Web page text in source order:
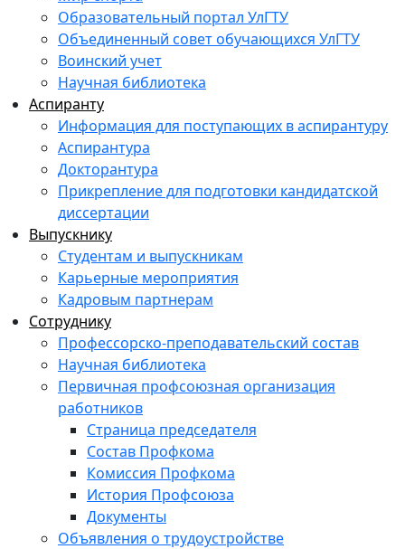
Образовательный портал УлГТУ
Объединенный совет обучающихся УлГТУ
Воинский учет
Научная библиотека
Аспиранту
Информация для поступающих в аспирантуру
Аспирантура
Докторантура
Прикрепление для подготовки кандидатской
диссертации
Выпускнику
Студентам и выпускникам
Карьерные мероприятия
Кадровым партнерам
Сотруднику
Профессорско-преподавательский состав
Научная библиотека
Первичная профсоюзная организация
работников
Страница председателя
Состав Профкома
Комиссия Профкома
История Профсоюза
Документы
Объявления о трудоустройстве